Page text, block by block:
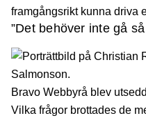
framgångsrikt kunna driva
”Det behöver inte gå så
Bravo Webbyrå blev
Vilka frågor brottades de